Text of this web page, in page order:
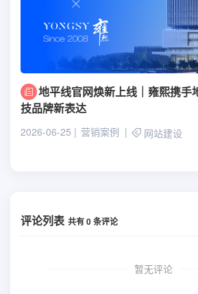
地平线官网焕新上线｜雍熙携手
技品牌新表达
2026-06-25 营销案例 网站建设
评论列表 共有0条评论
暂无评论